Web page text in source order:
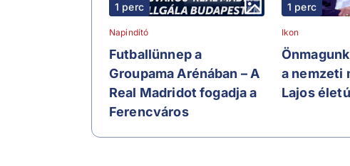
1 perc
Napindító
Futballünnep a
Groupama Arénában – A
Real Madridot fogadja a
Ferencváros
1 perc
Ikon
a nemzeti
Lajos